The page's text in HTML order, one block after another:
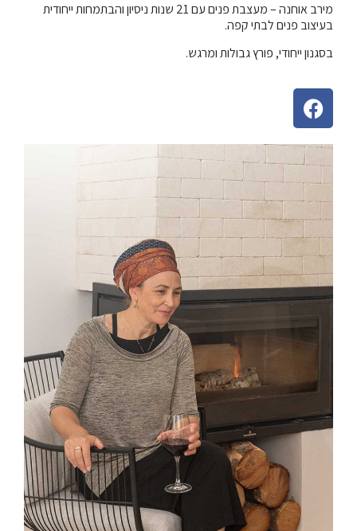
מירב אוחנה – מעצבת פנים עם 21 שנות ניסיון והבתמחות ייחודית
בעיצוב פנים לבתי קפה.
בסגנון ייחודי, פורץ גבולות ומרגש.